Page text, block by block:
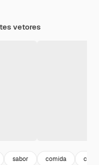
vetores
sabor comida